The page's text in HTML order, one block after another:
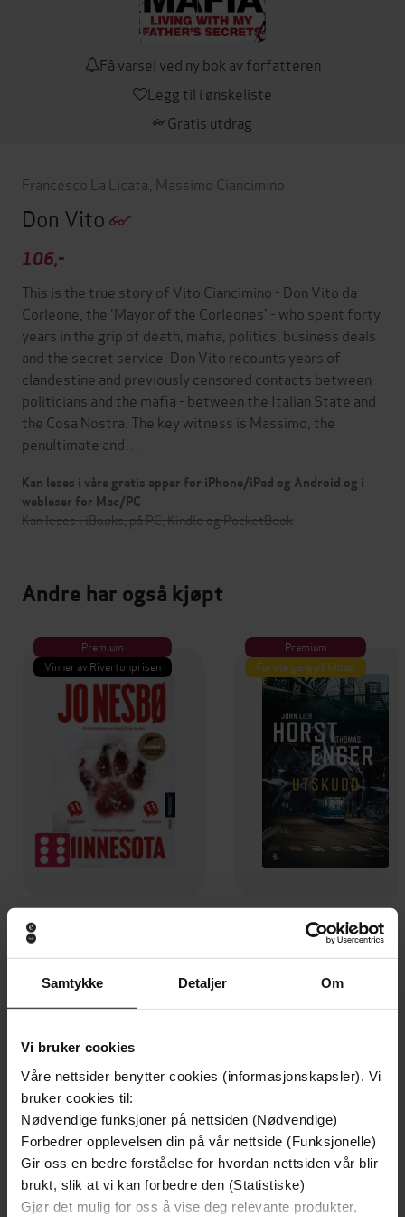
Samtykke Detaljer Om
Vi bruker cookies
Våre nettsider benytter cookies (informasjonskapsler). Vi
bruker cookies til:
Nødvendige funksjoner på nettsiden (Nødvendige)
Forbedrer opplevelsen din på vår nettside (Funksjonelle)
Gir oss en bedre forståelse for hvordan nettsiden vår blir
brukt, slik at vi kan forbedre den (Statistiske)
Gjør det mulig for oss å vise deg relevante produkter,
Få varsel ved ny bok av forfatteren
Legg til i ønskeliste
Gratis utdrag
Francesco La Licata Massimo Ciancimino
Don Vito
106,-
This is the true story of Vito Ciancimino - Don Vito da
Corleone, the 'Mayor of the Corleones' - who spent forty
years in the grip of death, mafia, politics, business deals
and the secret service. Don Vito recounts years of
clandestine and previously censored contacts between
politicians and the mafia - between the Italian State and
the Cosa Nostra. The key witness is Massimo, the
penultimate and…
Kan leses i våre gratis apper for iPhone/iPad og Android og i
webleser for Mac/PC
Kan leses i iBooks, på PC, Kindle og PocketBook
Andre har også kjøpt
Premium
Vinner av Rivertonprisen
Jo Nesbø
EBOK
Premium
Første gang på tilbud
349,-
Utskudd
Jørn Lier Horst
EBOK
Undertittel The Secret Life of the Mayor of the
Corleonesi
Forfattere Francesco La Licata (forfatter),Massimo
Ciancimino(forfatter),N.S. Thompson
(oversetter)